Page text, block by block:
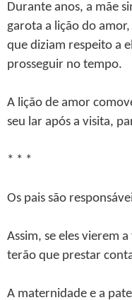
Durante anos, a mãe
garota a lição do
que diziam respeito a
prosseguir no tempo.
A lição de amor
seu lar após a visita,
* * *
Os pais são
Assim, se eles vierem
terão que prestar
A maternidade e a